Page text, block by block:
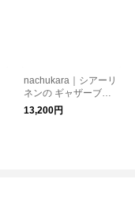
nachukara｜シアーリ
ネンの ギャザーブラ
ウス
13,200円